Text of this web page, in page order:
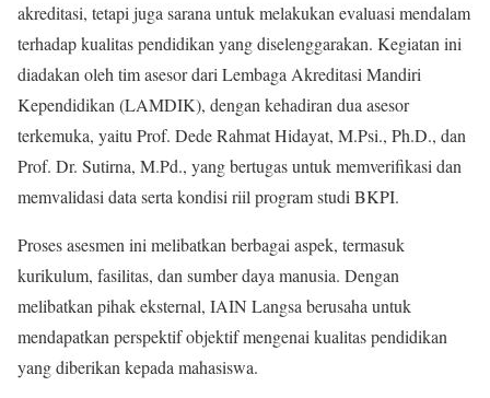
akreditasi, tetapi juga sarana untuk melakukan evaluasi mendalam
terhadap kualitas pendidikan yang diselenggarakan. Kegiatan ini
diadakan oleh tim asesor dari Lembaga Akreditasi Mandiri
Kependidikan (LAMDIK), dengan kehadiran dua asesor
terkemuka, yaitu Prof. Dede Rahmat Hidayat, M.Psi., Ph.D., dan
Prof. Dr. Sutirna, M.Pd., yang bertugas untuk memverifikasi dan
memvalidasi data serta kondisi riil program studi BKPI.
Proses asesmen ini melibatkan berbagai aspek, termasuk
kurikulum, fasilitas, dan sumber daya manusia. Dengan
melibatkan pihak eksternal, IAIN Langsa berusaha untuk
mendapatkan perspektif objektif mengenai kualitas pendidikan
yang diberikan kepada mahasiswa.